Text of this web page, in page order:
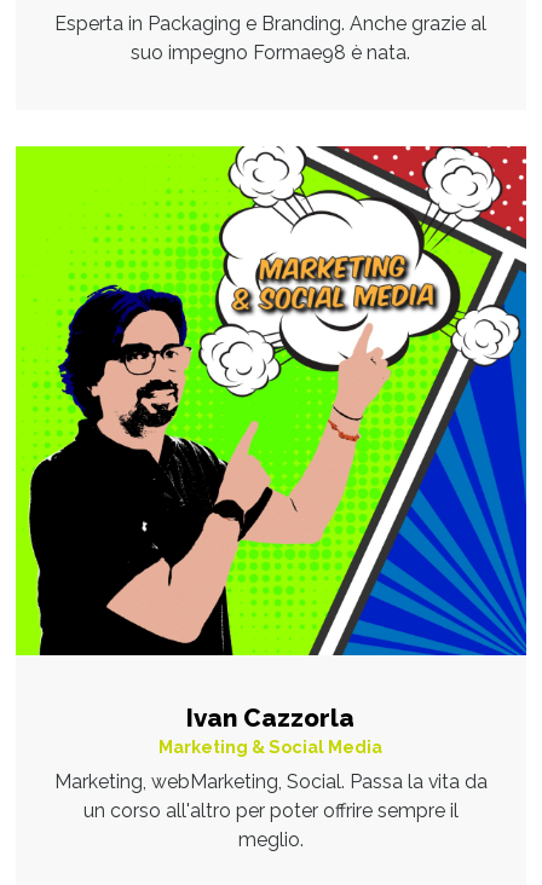
Esperta in Packaging e Branding. Anche grazie al
suo impegno Formae98 è nata.
Ivan Cazzorla
Marketing & Social Media
Marketing, webMarketing, Social. Passa la vita da
un corso all'altro per poter offrire sempre il
meglio.